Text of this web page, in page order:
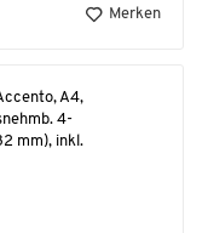
Merken
A4,
4-
mm), inkl.